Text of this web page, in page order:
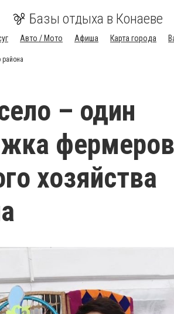
Базы отдыха в Конаеве
Авто / Мото Афиша Карта города
района
– один
хозяйства